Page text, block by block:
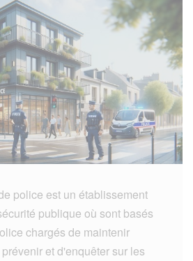
police est un établissement
publique où sont basés
chargés de maintenir
et d'enquêter sur les